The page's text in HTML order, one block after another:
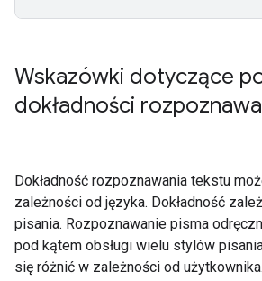
Wskazówki dotyczące
dokładności
Dokładność rozpoznawania tekstu
zależności od języka. Dokładność
pisania. Rozpoznawanie pisma
pod kątem obsługi wielu stylów
się różnić w zależności od użytkownika.